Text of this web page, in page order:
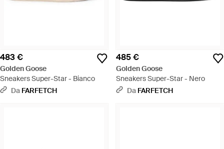
483 €
Golden Goose
Sneakers Super-Star - Bianco
Da FARFETCH
485 €
Golden Goose
Sneakers Super-Star - Nero
Da FARFETCH